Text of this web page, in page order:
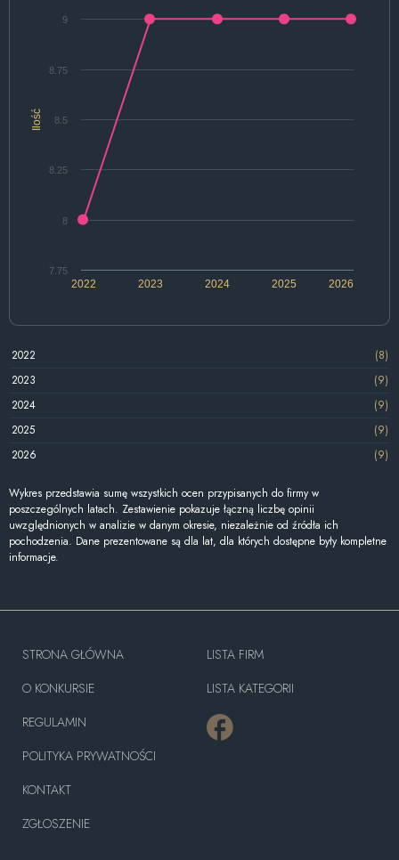
Ilość
2022 2024 2026
2023 2025
7.75
8
8.25
8.5
8.75
9
2022
(8)
2023
(9)
2024
(9)
2025
(9)
2026
(9)
Wykres przedstawia sumę wszystkich ocen przypisanych do firmy w
poszczególnych latach. Zestawienie pokazuje łączną liczbę opinii
uwzględnionych w analizie w danym okresie, niezależnie od źródła ich
pochodzenia. Dane prezentowane są dla lat, dla których dostępne były kompletne
informacje.
STRONA GŁÓWNA
O KONKURSIE
REGULAMIN
POLITYKA PRYWATNOŚCI
KONTAKT
ZGŁOSZENIE
LISTA FIRM
LISTA KATEGORII